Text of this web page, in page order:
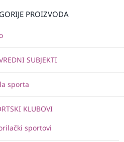
PROIZVODA
SUBJEKTI
sporta
KLUBOVI
sportovi